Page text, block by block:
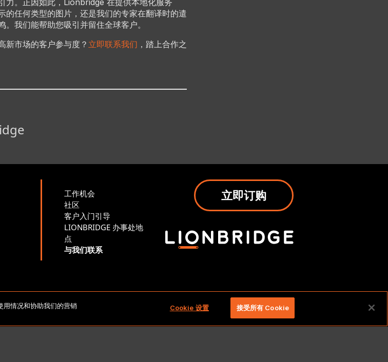
的任何类型的图片，还是我们的专家在翻译时的遣
我们能帮助您吸引并留住全球客户。
新市场的客户参与度？ 立即联系我们 ，踏上合作之
工作机会
社区
客户入门引导
LIONBRIDGE 办事处地
点
与我们联系
立即订购
北京莱博智环球科技有限公司。保留所有权利。
情况和协助我们的营销
Cookie 设置 接受所有 Cookie